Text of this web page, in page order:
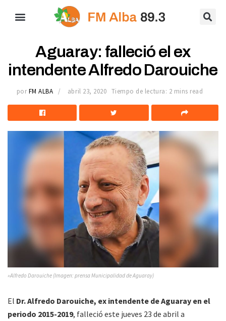
Aguaray: falleció el ex
intendente Alfredo Darouiche
por FM ALBA abril 23, 2020 Tiempo de lectura: 2 mins read
»Alfredo Darouiche (Imagen: prensa Municipalidad de Aguaray)
El Dr. Alfredo Darouiche, ex intendente de Aguaray en el
periodo 2015-2019, falleció este jueves 23 de abril a